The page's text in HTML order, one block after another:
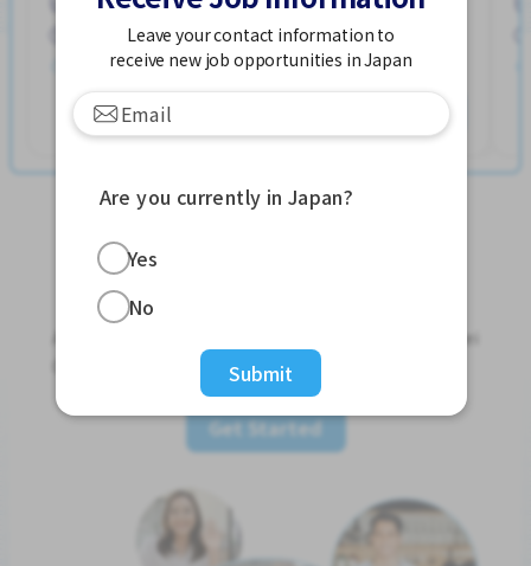
250,000 - 400,000/month
တင်ထားတယ်။ လွန်ခဲ့တဲ့ ၂ ပတ်လောက်ကပါ။
Jobs For Foreigners In Japan
Apply for Part-Time Jobs, Full-Time Jobs and Tokutei
Get Started
Leave your contact information to
receive new job opportunities in Japan
Are you currently in Japan?
Yes
No
Submit